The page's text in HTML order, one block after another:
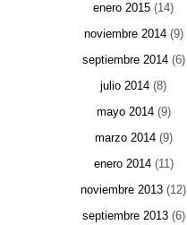
enero 2015 (14)
noviembre 2014(9)
septiembre 2014(6)
julio 2014 (8)
mayo 2014(9)
marzo 2014(9)
enero 2014(11)
noviembre 2013 (12)
septiembre 2013(6)